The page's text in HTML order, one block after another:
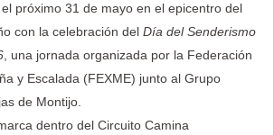
próximo 31 de mayo en el epicentro del
con la celebración del Día del Senderismo
, una jornada organizada por la Federación
y Escalada (FEXME) junto al Grupo
de Montijo.
dentro del Circuito Camina